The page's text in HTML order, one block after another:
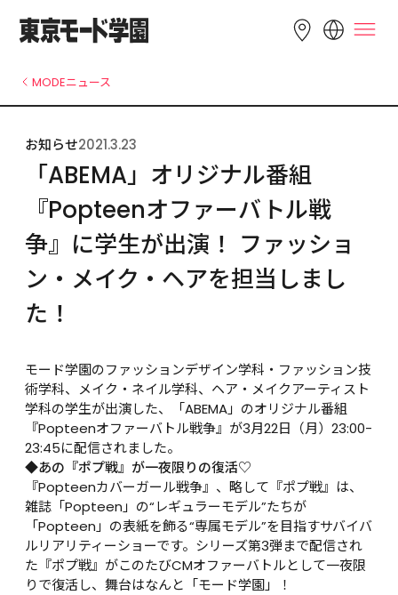
English 简体中文 繁體中文
한국어 Tiếng Việt
Indonesia
MODEニュース
お知らせ2021.3.23
「ABEMA」オリジナル番組
『Popteenオファーバトル戦
争』に学生が出演！ ファッショ
ン・メイク・ヘアを担当しまし
た！
モード学園のファッションデザイン学科・ファッション技
術学科、メイク・ネイル学科、ヘア・メイクアーティスト
学科の学生が出演した、「ABEMA」のオリジナル番組
『Popteenオファーバトル戦争』が3月22日（月）23:00-
23:45に配信されました。
◆あの『ポプ戦』が一夜限りの復活♡
『Popteenカバーガール戦争』、略して『ポプ戦』は、
雑誌「Popteen」の“レギュラーモデル”たちが
「Popteen」の表紙を飾る“専属モデル”を目指すサバイバ
ルリアリティーショーです。シリーズ第3弾まで配信され
た『ポプ戦』がこのたびCMオファーバトルとして一夜限
りで復活し、舞台はなんと「モード学園」！